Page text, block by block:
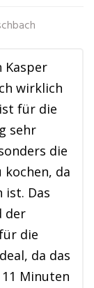
Kasper
wirklich
für die
sehr
die
da
ist. Das
der
die
da das
Minuten